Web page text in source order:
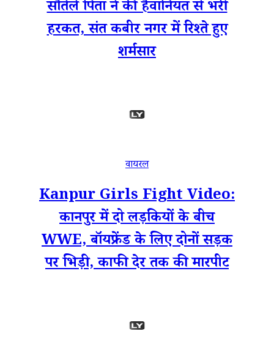
सौतेले पिता ने की हैवानियत से भरी
हरकत, संत कबीर नगर में रिश्ते हुए
शर्मसार
वायरल
Kanpur Girls Fight Video:
कानपुर में दो लड़कियों के बीच
WWE, बॉयफ्रेंड के लिए दोनों सड़क
पर भिड़ी, काफी देर तक की मारपीट